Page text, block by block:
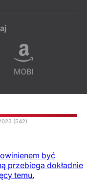
MOBI
(542)
być
przebiega dokładnie
temu.